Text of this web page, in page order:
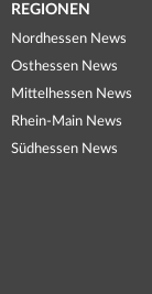
REGIONEN
Nordhessen News
Osthessen News
Mittelhessen News
Rhein-Main News
Südhessen News